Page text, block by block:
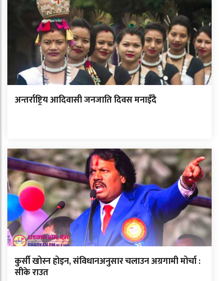
अन्तर्राष्ट्रिय आदिवासी जनजाति दिवस मनाइँदै
कुर्सी खोस्न होइन, संविधानअनुसार चलाउन अग्रगामी मोर्चा :
सीके राउत